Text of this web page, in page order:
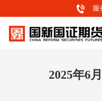
服
2025年6